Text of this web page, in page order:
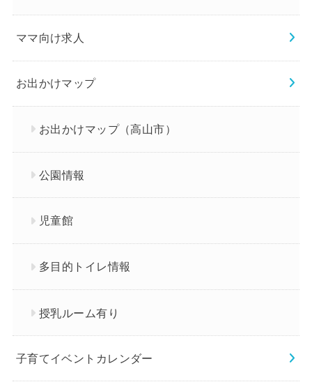
ママ向け求人
お出かけマップ
お出かけマップ（高山市）
公園情報
児童館
多目的トイレ情報
授乳ルーム有り
子育てイベントカレンダー